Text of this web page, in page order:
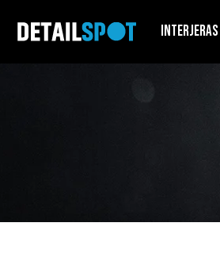
Interjeras